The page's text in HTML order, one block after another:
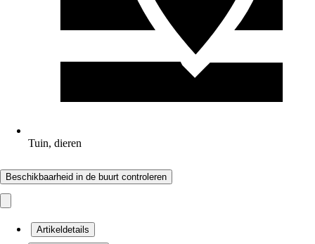
Tuin, dieren
Beschikbaarheid in de buurt controleren
Artikeldetails